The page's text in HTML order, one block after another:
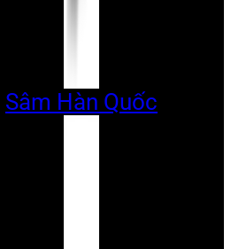
Sâm Hàn Quốc